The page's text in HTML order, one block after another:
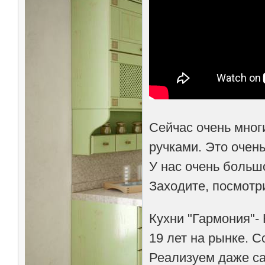
Сейчас очень
ручками. Это
У нас очень
Заходите,
Кухни
19 лет на рынке.
Реализуем даже